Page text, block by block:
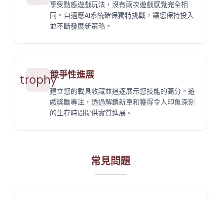
享受動態遊戲玩法，沒有兩次遊戲感覺完全相
同。自適應AI系統確保獨特挑戰，讓您保持投入
並不斷發展新策略。
trophy競爭性進展
建立您的載具收藏並追逐展示您技能的高分。遊
戲獎勵專注，透過解鎖新車和獲得令人印象深刻
的生存時間提供實質進展。
常見問題